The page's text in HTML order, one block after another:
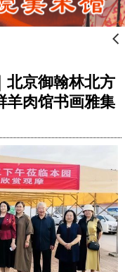
󰊒
北京御翰林北方
羊肉馆书画雅集